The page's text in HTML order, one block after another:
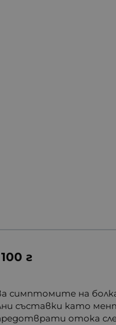
г
симптомите на
съставки като
отока